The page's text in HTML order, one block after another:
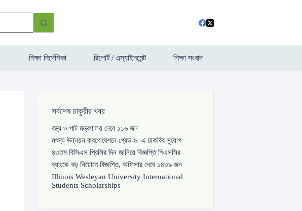
শিক্ষা নির্দেশিকা রিপোর্ট / এস্যাইনমেন্ট শিক্ষা সংবাদ
সর্বশেষ চাকুরীর খবর
বস্ত্র ও পাট মন্ত্রণালয় নেবে ১১৬ জন
মৎস্য উন্নয়ন করপোরেশনে গ্রেড-৯–এ চাকরির সুযোগ
৪৩তম বিসিএস প্রিলির দিন জানিয়ে বিজ্ঞপ্তি পিএসসির
ব্যাংকে বড় নিয়োগে বিজ্ঞপ্তি, অফিসার নেবে ১৪৩৯ জন
Illinois Wesleyan University International
Students Scholarships